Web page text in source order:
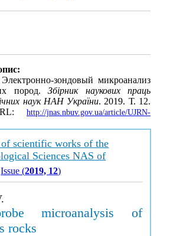
зондовый микроанализ
пород. Збірник наукових праць
наук НАН України. 2019. Т. 12.
http://jnas.nbuv.gov.ua/article/UJRN-
scientific works of the
Sciences NAS of
Issue (2019, 12)
microanalysis of
rocks